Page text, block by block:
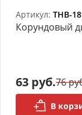
Артикул: THB-
Корундовый
63 руб.76
В